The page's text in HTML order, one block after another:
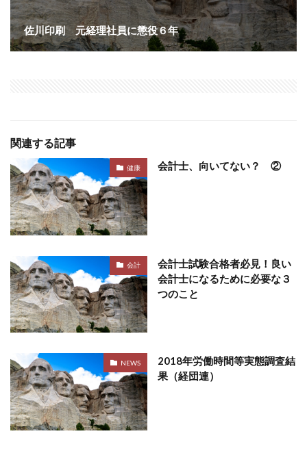
佐川印刷 元経理社員に懲役６年
関連する記事
健康 会計士、向いてない？ ②
会計
会計士試験合格者必見！良い
会計士になるために必要な３
つのこと
NEWS
2018年労働時間等実態調査結
果（経団連）